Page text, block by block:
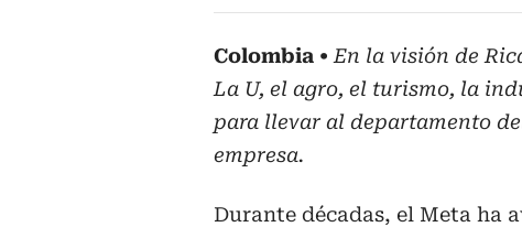
Colombia
En la visión de
La U, el agro, el turismo, la
para llevar al departamento
empresa.
Durante décadas, el Meta ha